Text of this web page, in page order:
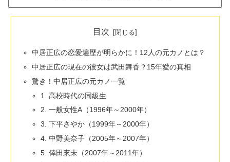
目次
中居正広の恋愛遍歴が明らかに！12人の元カノとは？
中居正広の現在の彼女は武田舞香？15年愛の真相
驚き！中居正広の元カノ一覧
1. 高校時代の同級生
2. 一般女性A（1996年～2000年）
3. 下平さやか（1999年～2000年）
4. 中野美奈子（2005年～2007年）
5. 倖田來未（2007年～2011年）